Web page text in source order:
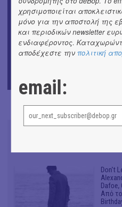
«Μήδεια» του Ευριπίδη | Σκην.:
ΜΟΥΣΙΚΗ
9o Φεστιβάλ Στρογγύλη στη
ΕΙΚΑΣΤΙΚΑ
Θέατρου Επιδαύρου
Don't
Dafoe,
Από
χρησιμοποιείται
μόνο για την αποστολή της
και περιοδικών newsletter
ενδιαφέροντος.
αποδέχεστε την πολιτική
email: